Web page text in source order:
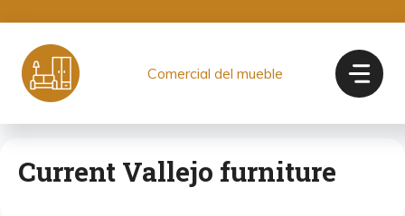
contenido
Comercial del mueble
Current Vallejo furniture